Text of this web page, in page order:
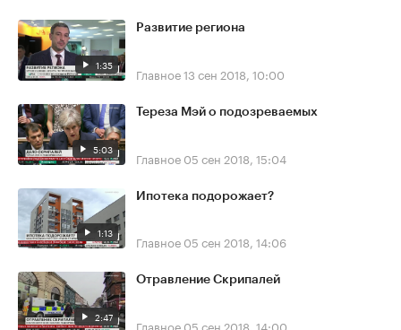
1:35
Развитие региона
Главное13 сен 2018, 10:00
5:03
Тереза Мэй о подозреваемых
Главное 05 сен 2018, 15:04
1:13
Ипотека подорожает?
Главное 05 сен 2018, 14:06
2:47
Отравление Скрипалей
Главное 05 сен 2018, 14:00